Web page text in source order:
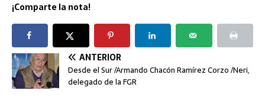
¡Comparte la nota!
ANTERIOR
Desde el Sur /Armando Chacón Ramírez Corzo /Neri,
delegado de la FGR